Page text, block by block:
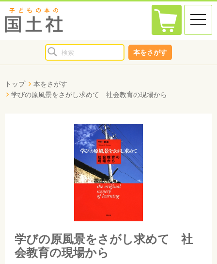
toggle
本をさがす
トップ
本をさがす
学びの原風景をさがし求めて 社会教育の現場から
学びの原風景をさがし求めて 社
会教育の現場から